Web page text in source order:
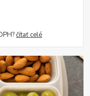
čítať celé